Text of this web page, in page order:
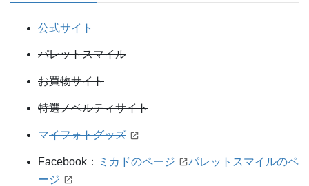
公式サイト
パレットスマイル
お買物サイト
特選ノベルティサイト
マイフォトグッズ
Facebook： ミカドのページ
パレットスマイルのペ
ージ